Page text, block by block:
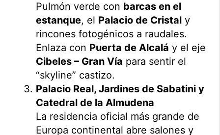
Pulmón verde con barcas en el
estanque, el Palacio de Cristal y
rincones fotogénicos a raudales.
Enlaza con Puerta de Alcalá y el eje
Cibeles – Gran Vía para sentir el
“skyline” castizo.
Palacio Real, Jardines de Sabatini y
Catedral de la Almudena
La residencia oficial más grande de
Europa continental abre salones y